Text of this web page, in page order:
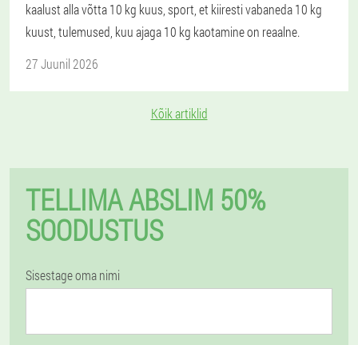
kaalust alla võtta 10 kg kuus, sport, et kiiresti vabaneda 10 kg
kuust, tulemused, kuu ajaga 10 kg kaotamine on reaalne.
27 Juunil 2026
Kõik artiklid
TELLIMA ABSLIM 50%
SOODUSTUS
Sisestage oma nimi